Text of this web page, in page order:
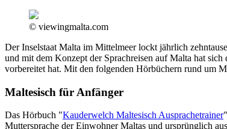
© viewingmalta.com
Der Inselstaat Malta im Mittelmeer lockt jährlich
und mit dem Konzept der Sprachreisen auf Malta hat
vorbereitet hat. Mit den folgenden Hörbüchern rund um
Maltesisch für Anfänger
Das Hörbuch "Kauderwelch Maltesisch Ausprachetrainer
Muttersprache der Einwohner Maltas und ursprünglich